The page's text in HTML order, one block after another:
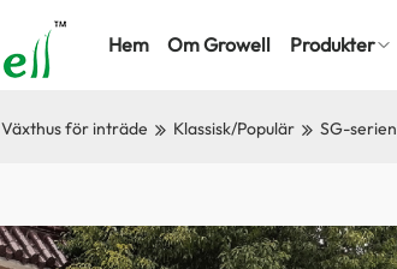
Hem Om Growell Produkter
Växthus för inträde Klassisk/Populär SG-